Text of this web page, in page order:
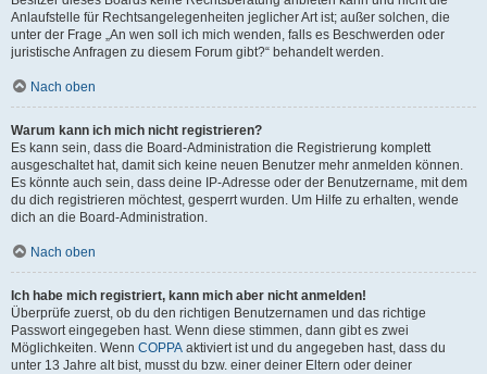
Anlaufstelle für Rechtsangelegenheiten jeglicher Art ist; außer solchen, die
unter der Frage „An wen soll ich mich wenden, falls es Beschwerden oder
juristische Anfragen zu diesem Forum gibt?“ behandelt werden.
Nach oben
Warum kann ich mich nicht registrieren?
Es kann sein, dass die Board-Administration die Registrierung komplett
ausgeschaltet hat, damit sich keine neuen Benutzer mehr anmelden können.
Es könnte auch sein, dass deine IP-Adresse oder der Benutzername, mit dem
du dich registrieren möchtest, gesperrt wurden. Um Hilfe zu erhalten, wende
dich an die Board-Administration.
Nach oben
Ich habe mich registriert, kann mich aber nicht anmelden!
Überprüfe zuerst, ob du den richtigen Benutzernamen und das richtige
Passwort eingegeben hast. Wenn diese stimmen, dann gibt es zwei
Möglichkeiten. Wenn COPPA aktiviert ist und du angegeben hast, dass du
unter 13 Jahre alt bist, musst du bzw. einer deiner Eltern oder deiner